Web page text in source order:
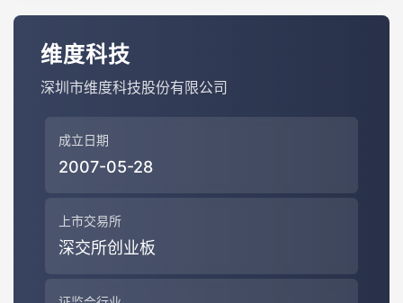
维度科技
深圳市维度科技股份有限公司
成立日期
2007-05-28
上市交易所
深交所创业板